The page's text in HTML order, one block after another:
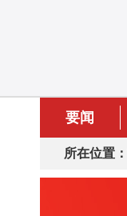
要闻
所在位置：